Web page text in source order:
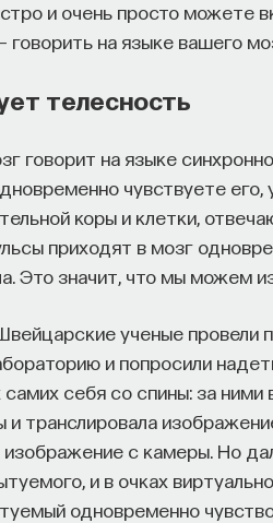
и очень просто можете
на языке вашего
телесность
говорит на языке
чувствуете
коры и клетки,
приходят в мозг
Это значит, что мы можем
ученые провели
и попросили
себя со спины: за ними
и транслировала
изображение с камеры. Но
и в очках
одновременно